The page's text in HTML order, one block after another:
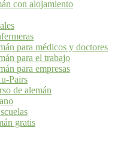
con alojamiento
para médicos y doctores
para el trabajo
para empresas
Pairs
de alemán
gratis